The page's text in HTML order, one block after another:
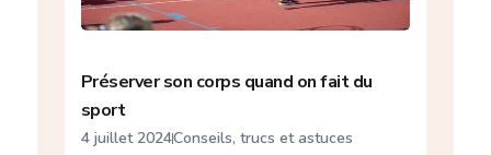
Préserver son corps quand on fait du
sport
4 juillet 2024Conseils, trucs et astuces